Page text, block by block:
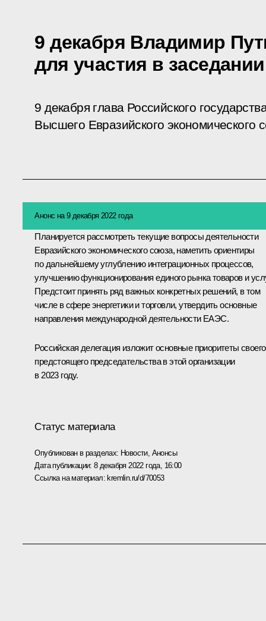
9 декабря Владимир
для участия в
9 декабря глава Российского
Высшего Евразийского экономического
Анонс на 9 декабря 2022 года
Планируется рассмотреть текущие вопросы деятельности
Евразийского экономического союза, наметить ориентиры
по дальнейшему углублению интеграционных процессов,
улучшению функционирования единого рынка товаров и
Предстоит принять ряд важных конкретных решений, в том
числе в сфере энергетики и торговли, утвердить основные
направления международной деятельности ЕАЭС.
Российская делегация изложит основные приоритеты своего
предстоящего председательства в этой организации
в 2023 году.
Статус материала
Опубликован в разделах: Новости, Анонсы
Дата публикации:8 декабря 2022 года, 16:00
Ссылка на материал: kremlin.ru/d/70053